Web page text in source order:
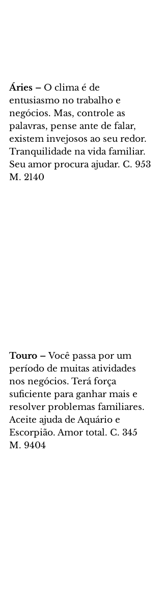
Áries – O clima é de
entusiasmo no trabalho e
negócios. Mas, controle as
palavras, pense ante de falar,
existem invejosos ao seu redor.
Tranquilidade na vida familiar.
Seu amor procura ajudar. C. 953
M. 2140
Touro – Você passa por um
período de muitas atividades
nos negócios. Terá força
suficiente para ganhar mais e
resolver problemas familiares.
Aceite ajuda de Aquário e
Escorpião. Amor total. C. 345
M. 9404